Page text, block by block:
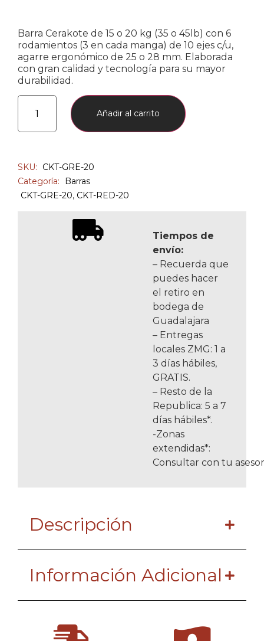
Barra Cerakote de 15 o 20 kg (35 o 45lb) con 6
rodamientos (3 en cada manga) de 10 ejes c/u,
agarre ergonómico de 25 o 28 mm. Elaborada
con gran calidad y tecnología para su mayor
durabilidad.
Añadir al carrito
SKU:
CKT-GRE-20
Categoría:
Barras
CKT-GRE-20, CKT-RED-20
Tiempos de
envío:
– Recuerda que
puedes hacer
el retiro en
bodega de
Guadalajara
– Entregas
locales ZMG: 1 a
3 días hábiles,
GRATIS.
– Resto de la
Republica: 5 a 7
días hábiles*.
-Zonas
extendidas*:
Consultar con tu
Descripción
Información Adicional